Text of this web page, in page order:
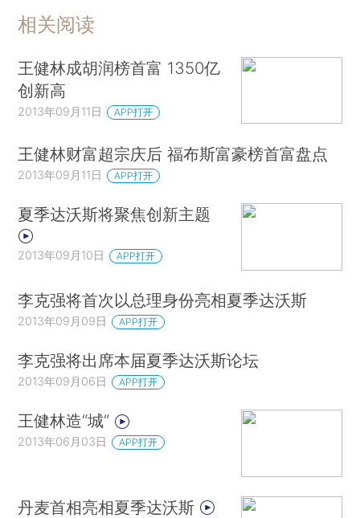
相关阅读
王健林成胡润榜首富 1350亿
创新高
2013年09月11日 APP打开
王健林财富超宗庆后 福布斯富豪榜首富盘点
2013年09月11日 APP打开
夏季达沃斯将聚焦创新主题
2013年09月10日 APP打开
李克强将首次以总理身份亮相夏季达沃斯
2013年09月09日 APP打开
李克强将出席本届夏季达沃斯论坛
2013年09月06日 APP打开
王健林造“城”
2013年06月03日 APP打开
丹麦首相亮相夏季达沃斯